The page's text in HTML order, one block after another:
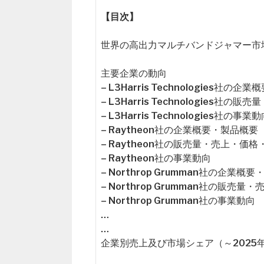
【目次】
世界の高出力マルチバンドジャマー
主要企業の動向
– L3Harris Technologies社の企業概
– L3Harris Technologies社の販売量
– L3Harris Technologies社の事業動
– Raytheon社の企業概要・製品概要
– Raytheon社の販売量・売上・価格
– Raytheon社の事業動向
– Northrop Grumman社の企業概要
– Northrop Grumman社の販売量・
– Northrop Grumman社の事業動向
…
…
企業別売上及び市場シェア（～2025